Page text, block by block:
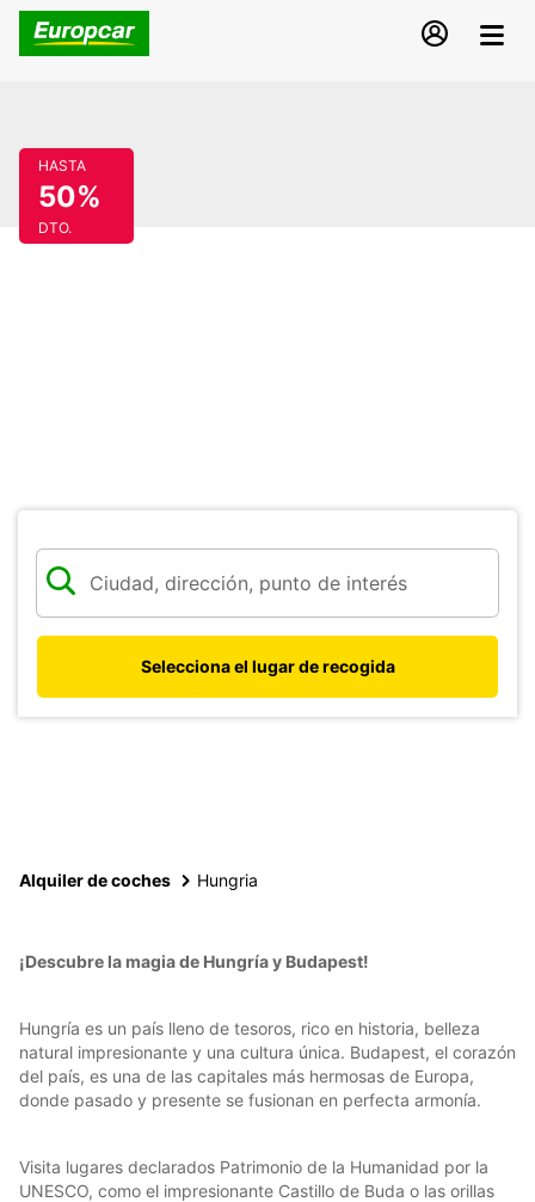
HASTA
50%
DTO.
Selecciona el lugar de recogida
Alquiler de coches Hungria
¡Descubre la magia de Hungría y Budapest!
Hungría es un país lleno de tesoros, rico en historia, belleza
natural impresionante y una cultura única. Budapest, el corazón
del país, es una de las capitales más hermosas de Europa,
donde pasado y presente se fusionan en perfecta armonía.
Visita lugares declarados Patrimonio de la Humanidad por la
UNESCO, como el impresionante Castillo de Buda o las orillas